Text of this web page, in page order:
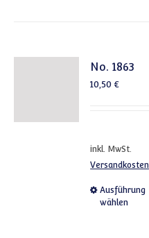
No. 1863
10,50€
inkl. MwSt.
Versandkosten
Ausführung
wählen